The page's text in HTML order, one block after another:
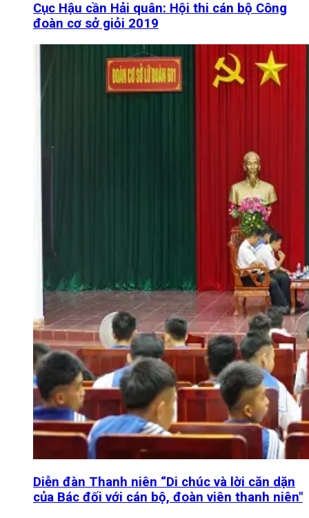
Cục Hậu cần Hải quân: Hội thi cán bộ Công
đoàn cơ sở giỏi 2019
Diễn đàn Thanh niên “Di chúc và lời căn dặn
của Bác đối với cán bộ, đoàn viên thanh niên"